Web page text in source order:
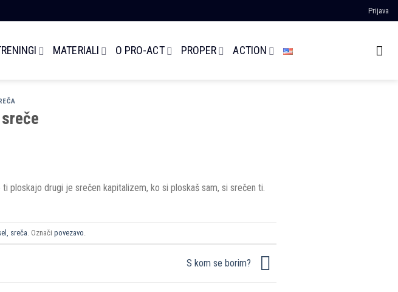
Prijava
MATERIALI O PRO-ACT PROPER ACTION
ploskajo drugi je srečen kapitalizem, ko si ploskaš sam, si srečen ti.
sreča . Označi povezavo
S kom se borim?